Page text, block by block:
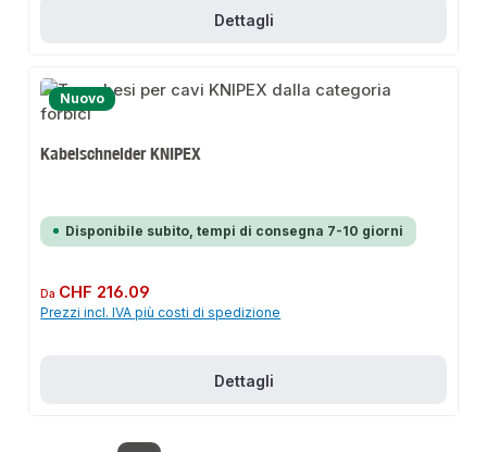
Dettagli
Nuovo
Kabelschneider KNIPEX
Disponibile subito, tempi di consegna 7-10 giorni
Prezzo normale:
Da CHF 216.09
Prezzi incl. IVA più costi di spedizione
Dettagli